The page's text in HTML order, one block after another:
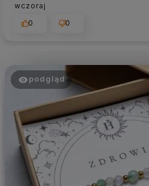
wczoraj
0
0
podgląd